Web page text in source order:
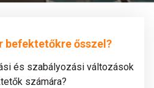
befektetőkre ősszel?
és szabályozási változások
számára?